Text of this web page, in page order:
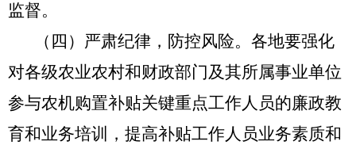
监督。
（四）严肃纪律，防控风险。 各地要强化
对各级农业农村和财政部门及其所属事业单位
参与农机购置补贴关键重点工作人员的廉政教
育和业务培训，提高补贴工作人员业务素质和